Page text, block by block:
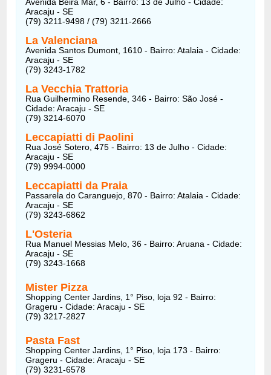
Aracaju - SE
(79) 3211-9498 / (79) 3211-2666
La Valenciana
Avenida Santos Dumont, 1610 - Bairro: Atalaia - Cidade:
Aracaju - SE
(79) 3243-1782
La Vecchia Trattoria
Rua Guilhermino Resende, 346 - Bairro: São José -
Cidade: Aracaju - SE
(79) 3214-6070
Leccapiatti di Paolini
Rua José Sotero, 475 - Bairro: 13 de Julho - Cidade:
Aracaju - SE
(79) 9994-0000
Leccapiatti da Praia
Passarela do Caranguejo, 870 - Bairro: Atalaia - Cidade:
Aracaju - SE
(79) 3243-6862
L'Osteria
Rua Manuel Messias Melo, 36 - Bairro: Aruana - Cidade:
Aracaju - SE
(79) 3243-1668
Mister Pizza
Shopping Center Jardins, 1° Piso, loja 92 - Bairro:
Grageru - Cidade: Aracaju - SE
(79) 3217-2827
Pasta Fast
Shopping Center Jardins, 1° Piso, loja 173 - Bairro:
Grageru - Cidade: Aracaju - SE
(79) 3231-6578